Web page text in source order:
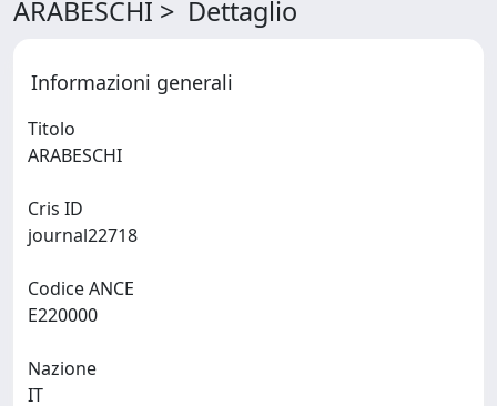
ARABESCHI > Dettaglio
Informazioni generali
Titolo
Cris ID
Codice ANCE
Nazione